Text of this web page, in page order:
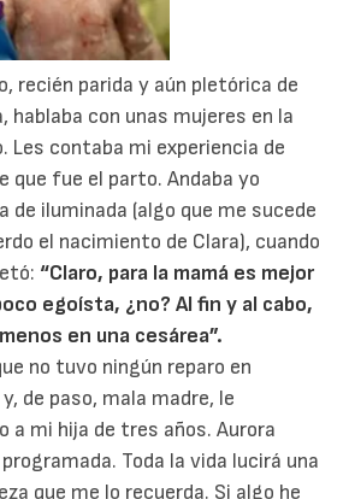
recién parida y aún pletórica de
hablaba con unas mujeres en la
Les contaba mi experiencia de
que fue el parto. Andaba yo
de iluminada (algo que me sucede
el nacimiento de Clara), cuando
“Claro, para la mamá es mejor
egoísta, ¿no? Al fin y al cabo,
en una cesárea”.
no tuvo ningún reparo en
de paso, mala madre, le
a mi hija de tres años. Aurora
Toda la vida lucirá una
que me lo recuerda. Si algo he